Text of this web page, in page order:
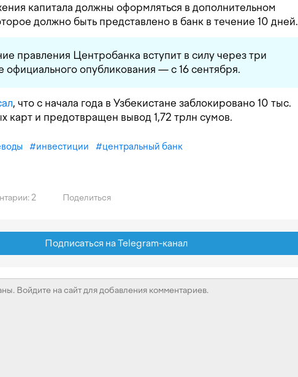
капитала должны оформляться в дополнительном
должно быть представлено в банк в течение 10 дней.
правления Центробанка вступит в силу через три
официального опубликования — с 16 сентября.
, что с начала года в Узбекистане заблокировано 10 тыс.
карт и предотвращен вывод 1,72 трлн сумов.
#инвестиции #центральный банк
2 Поделиться
Подписаться на Telegram-канал